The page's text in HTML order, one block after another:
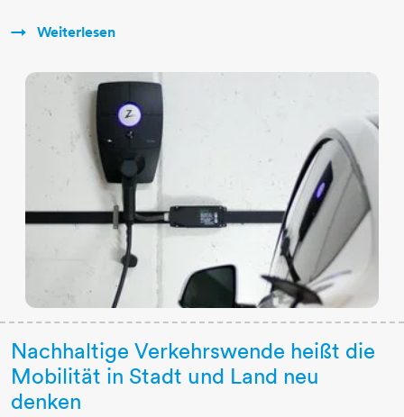
Weiterlesen
Nachhaltige Verkehrswende heißt die
Mobilität in Stadt und Land neu
denken